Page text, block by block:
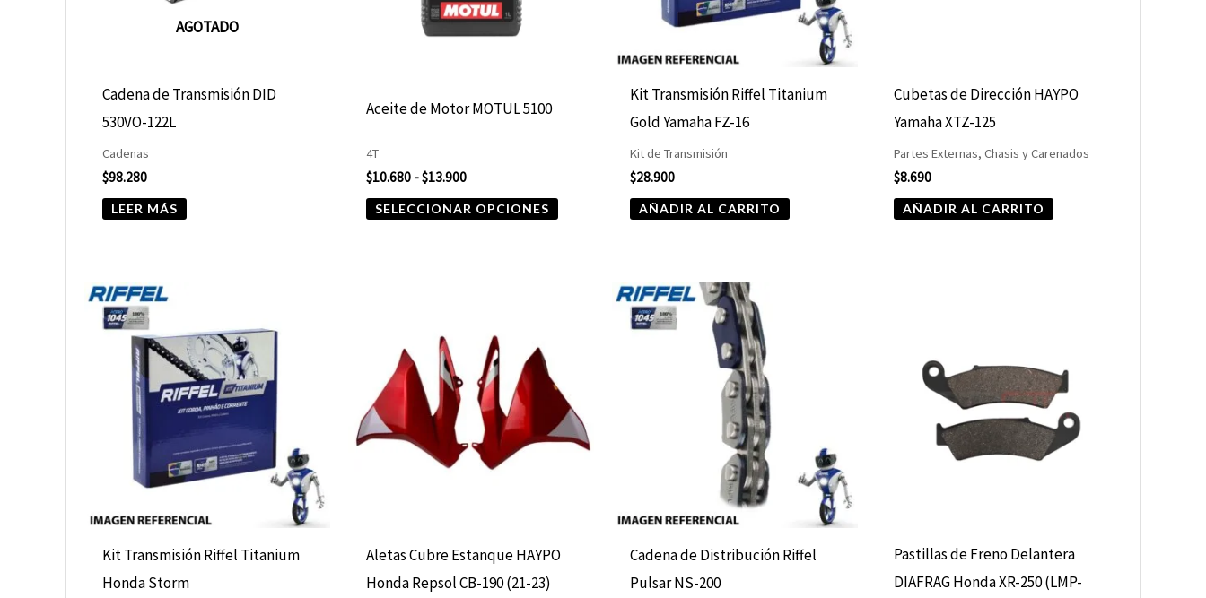
AGOTADO
Cadena de Transmisión DID
530VO-122L
Cadenas
$98.280
LEER MÁS
Aceite de Motor MOTUL 5100
4T
$10.680 -$13.900
SELECCIONAR OPCIONES
de
producto
Kit Transmisión Riffel Titanium
Gold Yamaha FZ-16
Kit de Transmisión
$28.900
AÑADIR AL CARRITO
Cubetas de Dirección HAYPO
Yamaha XTZ-125
Partes Externas, Chasis y Carenados
$8.690
AÑADIR AL CARRITO
Kit Transmisión Riffel Titanium
Honda Storm
Aletas Cubre Estanque HAYPO
Honda Repsol CB-190 (21-23)
Cadena de Distribución Riffel
Pulsar NS-200
Pastillas de Freno Delantera
DIAFRAG Honda XR-250 (LMP-